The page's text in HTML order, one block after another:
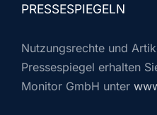
PRESSESPIEGELN
Nutzungsrechte und
Pressespiegel erhalten
Monitor GmbH unter